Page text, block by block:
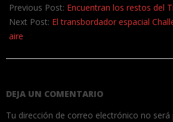
06-
11
Previous Post: Encuentran los restos del
Next Post: El transbordador espacial
aire
DEJA UN COMENTARIO
Tu dirección de correo electrónico no será